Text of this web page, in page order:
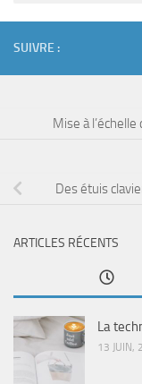
SUIVRE :
Mise à
Des étuis
ARTICLES RÉCENTS
La
13 JUIN,